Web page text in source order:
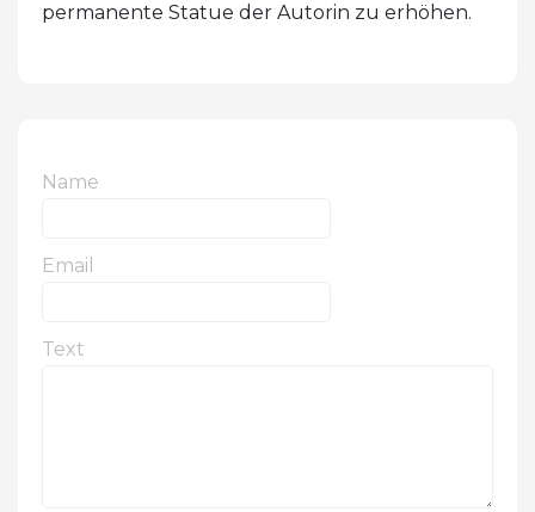
permanente Statue der Autorin zu erhöhen.
Name
Email
Text